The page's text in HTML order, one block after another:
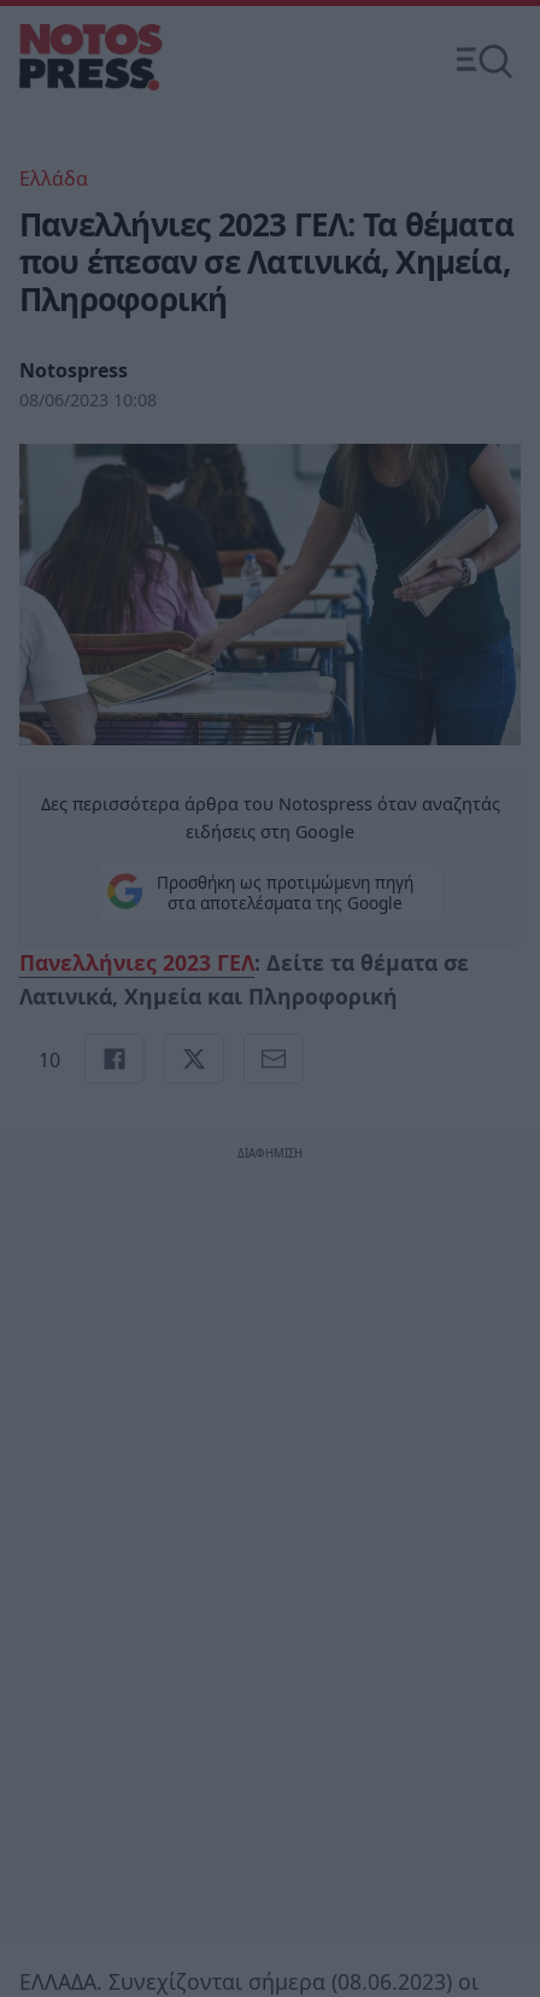
Ελλάδα
Πανελλήνιες 2023 ΓΕΛ: Τα θέματα
που έπεσαν σε Λατινικά, Χημεία,
Πληροφορική
Notospress
08/06/2023 10:08
Δες περισσότερα άρθρα του Notospress όταν αναζητάς
ειδήσεις στη Google
Προσθήκη ως προτιμώμενη πηγή
στα αποτελέσματα της Google
Πανελλήνιες 2023 ΓΕΛ: Δείτε τα θέματα σε
Λατινικά, Χημεία και Πληροφορική
10
ΕΛΛΑΔΑ. Συνεχίζονται σήμερα (08.06.2023) οι